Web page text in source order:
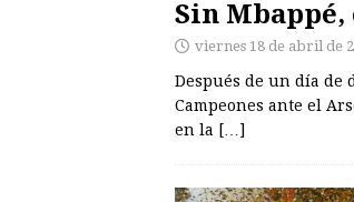
Sin
viernes 18 de abril de
Después de un día de
Campeones ante el
en la […]